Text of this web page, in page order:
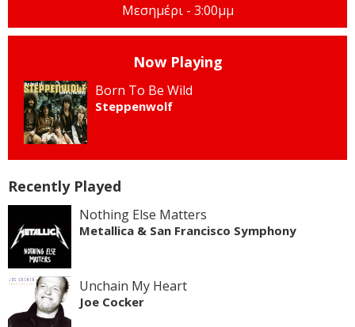
Μεσημέρι - 3:00μμ
Now Playing
Born To Be Wild
Steppenwolf
Recently Played
Nothing Else Matters
Metallica & San Francisco Symphony
Unchain My Heart
Joe Cocker